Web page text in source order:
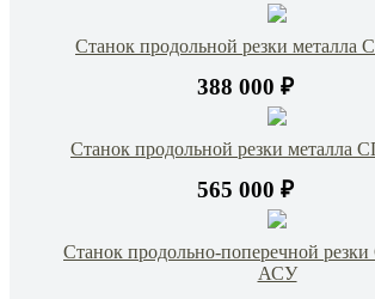
Станок продольной резки металла
388 000 ₽
Станок продольной резки металла
565 000 ₽
Станок продольно-поперечной
АСУ